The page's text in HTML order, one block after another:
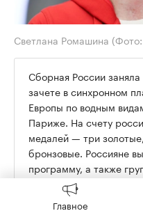
Светлана Ромашина
Сборная России
зачете в синхронном
Европы по водным
Париже. На счету
медалей — три
бронзовые. Россияне
программу, а также
техническую
Великобритании четыре
Главное